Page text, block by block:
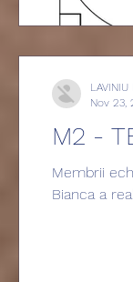
M2 -
Membrii
Bianca a
LAVINIU
Nov 23,